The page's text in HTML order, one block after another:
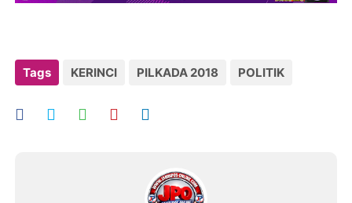
Tags KERINCI PILKADA 2018 POLITIK